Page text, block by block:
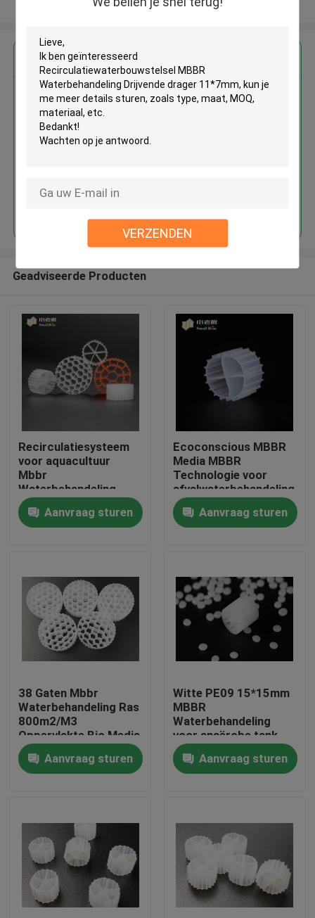
VERZENDEN
Huis
Ongeveer ons
Fabrieksreis
Kwaliteitscontrole
Contacteer ons
bloggen
Verzoek om een Citaat
MBBR-filtermedia
De biomedia van MBBR
Bekijk meer
Krijg de beste prijs voor
Recirculatiewaterbouwstelsel
Geadviseerde Producten
Recirculatiesysteem
voor aquacultuur
Mbbr
Waterbehandeling
Drijvende drager
Aanvraag sturen
Ecoconscious MBBR
Media MBBR
Technologie voor
afvalwaterbehandeling
Aanvraag sturen
38 Gaten Mbbr
Waterbehandeling Ras
800m2/M3
Oppervlakte Bio Media
Aanvraag sturen
Witte PE09 15*15mm
MBBR
Waterbehandeling
voor anaërobe tank
Aanvraag sturen